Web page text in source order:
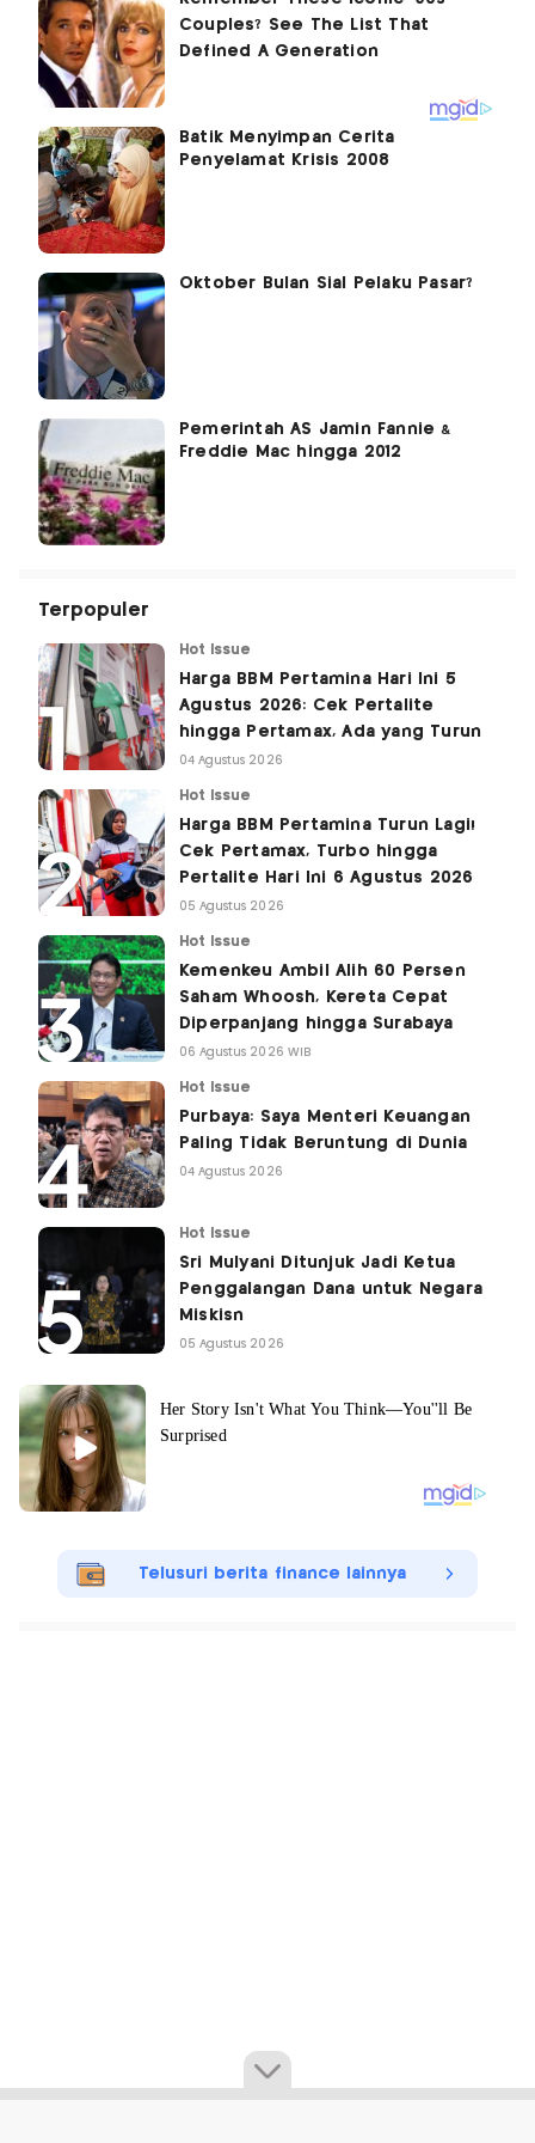
Batik Menyimpan Cerita
Penyelamat Krisis 2008
Oktober Bulan Sial Pelaku Pasar?
Pemerintah AS Jamin Fannie &
Freddie Mac hingga 2012
Terpopuler
Hot Issue
Harga BBM Pertamina Hari Ini 5
Agustus 2026: Cek Pertalite
hingga Pertamax, Ada yang Turun
04 Agustus 2026
Hot Issue
Harga BBM Pertamina Turun Lagi!
Cek Pertamax, Turbo hingga
Pertalite Hari Ini 6 Agustus 2026
05 Agustus 2026
Hot Issue
Kemenkeu Ambil Alih 60 Persen
Saham Whoosh, Kereta Cepat
Diperpanjang hingga Surabaya
06 Agustus 2026 WIB
Hot Issue
Purbaya: Saya Menteri Keuangan
Paling Tidak Beruntung di Dunia
04 Agustus 2026
Hot Issue
Sri Mulyani Ditunjuk Jadi Ketua
Penggalangan Dana untuk Negara
Miskisn
05 Agustus 2026
Telusuri berita finance lainnya